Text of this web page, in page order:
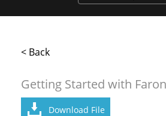
< Back
Getting Started with
Download File